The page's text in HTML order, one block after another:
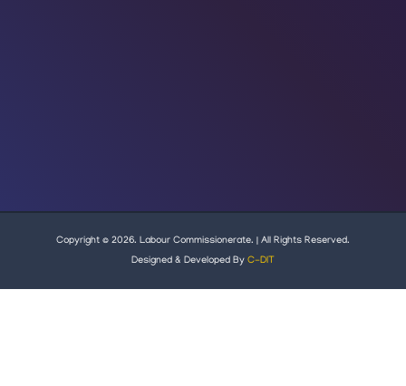
Copyright © 2026. Labour Commissionerate. | All Rights Reserved.
Designed & Developed By C-DIT